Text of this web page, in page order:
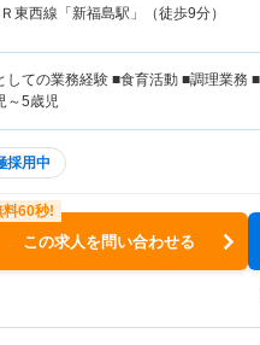
Ｒ東西線「新福島駅」（徒歩9分）
しての業務経験 ■食育活動 ■調理業務
～5歳児
採用中
この求人を問い合わせる